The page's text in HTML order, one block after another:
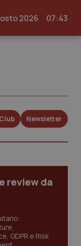
2026 07:43
Newsletter
review da
GDPR e Risk